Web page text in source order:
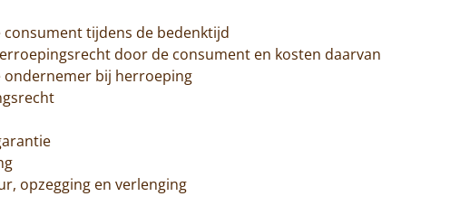
tijdens de bedenktijd
door de consument en kosten daarvan
ondernemer bij herroeping
opzegging en verlenging